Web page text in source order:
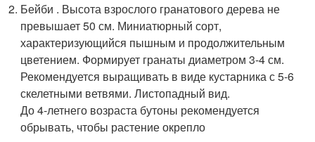
Бейби . Высота взрослого гранатового дерева не
превышает 50 см. Миниатюрный сорт,
характеризующийся пышным и продолжительным
цветением. Формирует гранаты диаметром 3-4 см.
Рекомендуется выращивать в виде кустарника с 5-6
скелетными ветвями. Листопадный вид.
До 4-летнего возраста бутоны рекомендуется
обрывать, чтобы растение окрепло